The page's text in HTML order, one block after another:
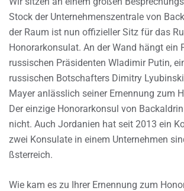
Stock der Unternehmenszentrale von
der Raum ist nun offizieller Sitz für das
Honorarkonsulat. An der Wand hängt ein
russischen Präsidenten Wladimir Putin,
russischen Botschafters Dimitry
Mayer anlässlich seiner Ernennung zum
Der einzige Honorarkonsul von
nicht. Auch Jordanien hat seit 2013 ein
zwei Konsulate in einem Unternehmen
ßsterreich.
Wie kam es zu Ihrer Ernennung zum